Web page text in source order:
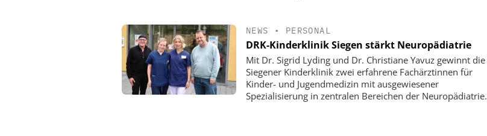
NEWS • PERSONAL
DRK-Kinderklinik Siegen stärkt Neuropädiatrie
Mit Dr. Sigrid Lyding und Dr. Christiane Yavuz gewinnt die
Siegener Kinderklinik zwei erfahrene Fachärztinnen für
Kinder- und Jugendmedizin mit ausgewiesener
Spezialisierung in zentralen Bereichen der Neuropädiatrie.